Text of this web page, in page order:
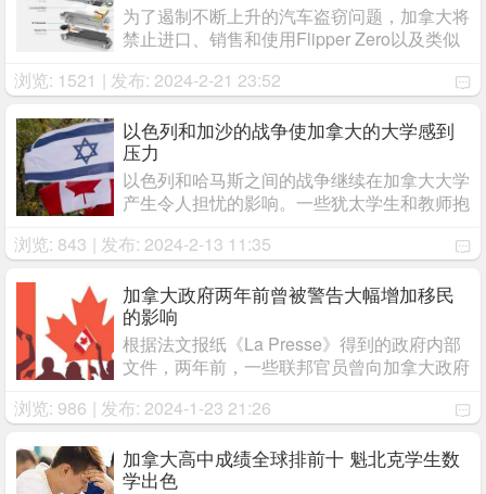
为了遏制不断上升的汽车盗窃问题，加拿大将
禁止进口、销售和使用Flipper Zero以及类似
浏览: 1521 | 发布: 2024-2-21 23:52
以色列和加沙的战争使加拿大的大学感到
压力
以色列和哈马斯之间的战争继续在加拿大大学
产生令人担忧的影响。一些犹太学生和教师抱
些人来说，如果他们公开谴责以色列对加沙的
浏览: 843 | 发布: 2024-2-13 11:35
加拿大政府两年前曾被警告大幅增加移民
的影响
根据法文报纸《La Presse》得到的政府内部
文件，两年前，一些联邦官员曾向加拿大政府
负担能力和公共服务。 ...
浏览: 986 | 发布: 2024-1-23 21:26
加拿大高中成绩全球排前十 魁北克学生数
学出色